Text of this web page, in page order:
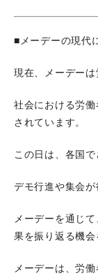
■メーデーの現代
現在、メーデーは
社会における労
されています。
この日は、各国で
デモ行進や集会が
メーデーを通じ
果を振り返る機会
メーデーは、労